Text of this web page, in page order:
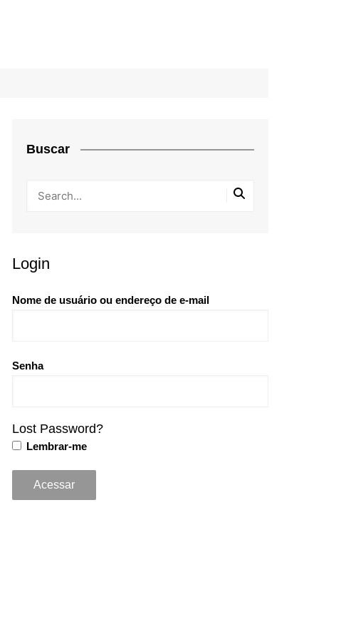
Buscar
Login
Nome de usuário ou endereço de e-mail
Senha
Lost Password?
Lembrar-me